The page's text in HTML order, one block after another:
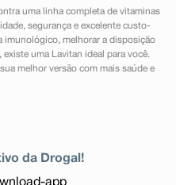
uma linha completa de vitaminas
segurança e excelente custo-
imunológico, melhorar a disposição
uma Lavitan ideal para você.
melhor versão com mais saúde e
da Drogal!